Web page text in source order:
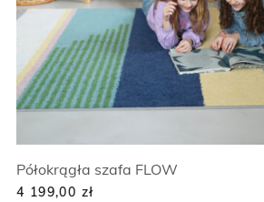
Półokrągła szafa FLOW
4 199,00 zł